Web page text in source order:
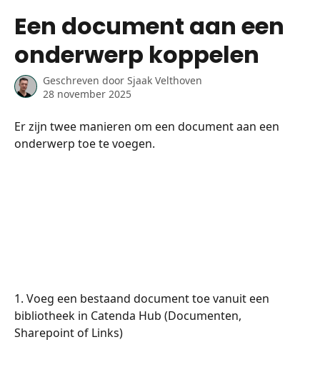
Een document aan een
onderwerp koppelen
Geschreven door Sjaak Velthoven
28 november 2025
Er zijn twee manieren om een document aan een
onderwerp toe te voegen.
1. Voeg een bestaand document toe vanuit een
bibliotheek in Catenda Hub (Documenten,
Sharepoint of Links)